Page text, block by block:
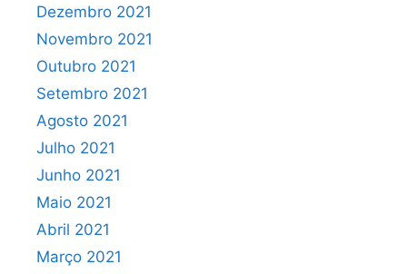
Dezembro 2021
Novembro 2021
Outubro 2021
Setembro 2021
Agosto 2021
Julho 2021
Junho 2021
Maio 2021
Abril 2021
Março 2021